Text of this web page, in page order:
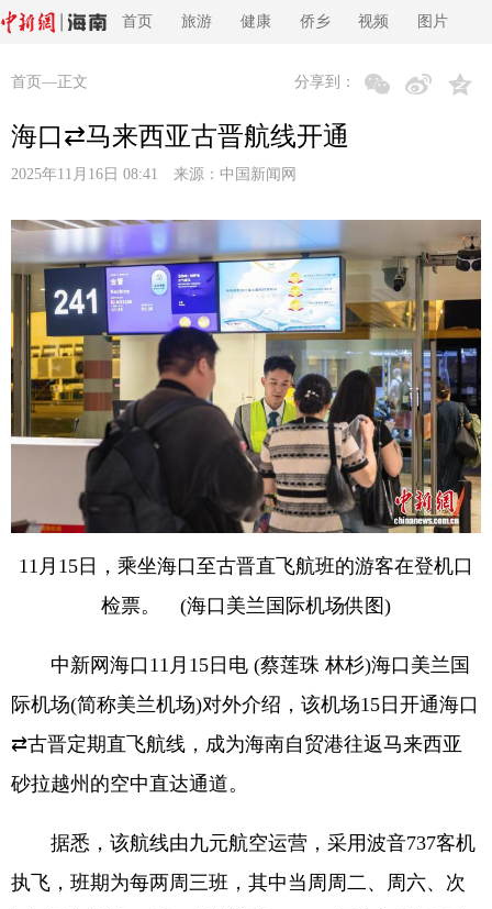
首页 旅游 健康 侨乡 视频 图片
首页 —正文 分享到：
海口⇄马来西亚古晋航线开通
2025年11月16日 08:41 来源： 中国新闻网
11月15日，乘坐海口至古晋直飞航班的游客在登机口
检票。 (海口美兰国际机场供图)
中新网海口11月15日电 (蔡莲珠 林杉)海口美兰国
际机场(简称美兰机场)对外介绍，该机场15日开通海口
⇄古晋定期直飞航线，成为海南自贸港往返马来西亚
砂拉越州的空中直达通道。
据悉，该航线由九元航空运营，采用波音737客机
执飞，班期为每两周三班，其中当周周二、周六、次